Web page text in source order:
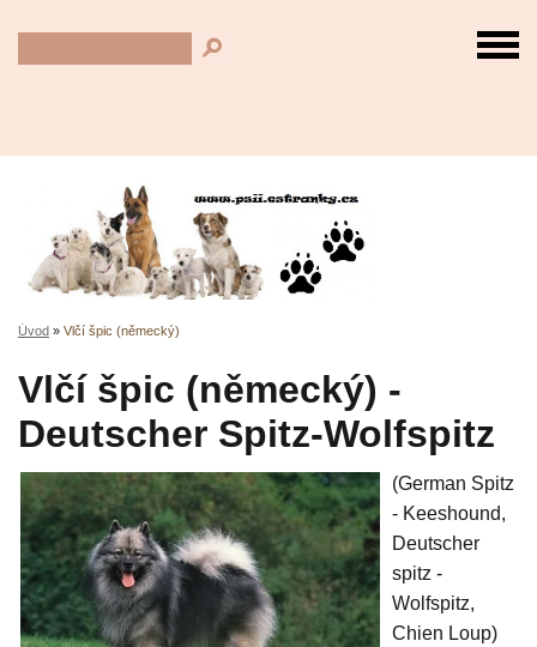
Úvod » Vlčí špic (německý)
Vlčí špic (německý) -
Deutscher Spitz-Wolfspitz
(German Spitz
- Keeshound,
Deutscher
spitz -
Wolfspitz,
Chien Loup)